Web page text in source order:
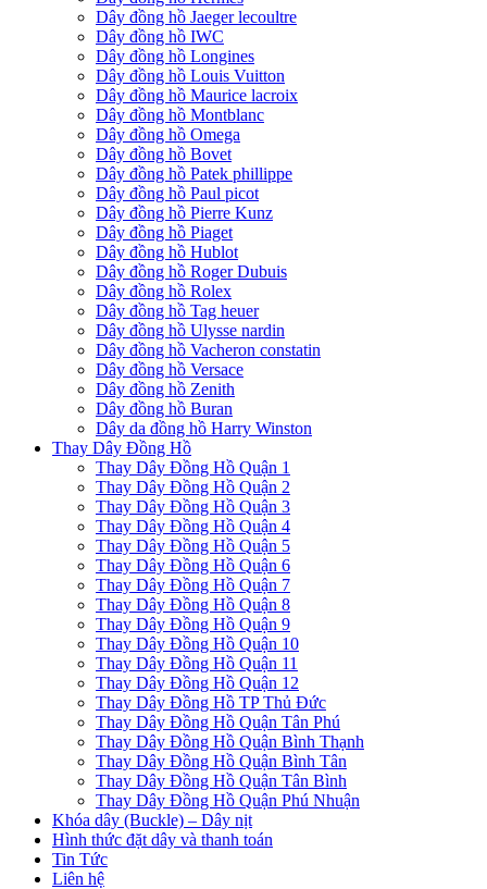
Dây đồng hồ Jaeger lecoultre
Dây đồng hồ IWC
Dây đồng hồ Longines
Dây đồng hồ Louis Vuitton
Dây đồng hồ Maurice lacroix
Dây đồng hồ Montblanc
Dây đồng hồ Omega
Dây đồng hồ Bovet
Dây đồng hồ Patek phillippe
Dây đồng hồ Paul picot
Dây đồng hồ Pierre Kunz
Dây đồng hồ Piaget
Dây đồng hồ Hublot
Dây đồng hồ Roger Dubuis
Dây đồng hồ Rolex
Dây đồng hồ Tag heuer
Dây đồng hồ Ulysse nardin
Dây đồng hồ Vacheron constatin
Dây đồng hồ Versace
Dây đồng hồ Zenith
Dây đồng hồ Buran
Dây da đồng hồ Harry Winston
Thay Dây Đồng Hồ
Thay Dây Đồng Hồ Quận 1
Thay Dây Đồng Hồ Quận 2
Thay Dây Đồng Hồ Quận 3
Thay Dây Đồng Hồ Quận 4
Thay Dây Đồng Hồ Quận 5
Thay Dây Đồng Hồ Quận 6
Thay Dây Đồng Hồ Quận 7
Thay Dây Đồng Hồ Quận 8
Thay Dây Đồng Hồ Quận 9
Thay Dây Đồng Hồ Quận 10
Thay Dây Đồng Hồ Quận 11
Thay Dây Đồng Hồ Quận 12
Thay Dây Đồng Hồ TP Thủ Đức
Thay Dây Đồng Hồ Quận Tân Phú
Thay Dây Đồng Hồ Quận Bình Thạnh
Thay Dây Đồng Hồ Quận Bình Tân
Thay Dây Đồng Hồ Quận Tân Bình
Thay Dây Đồng Hồ Quận Phú Nhuận
Khóa dây (Buckle) – Dây nịt
Hình thức đặt dây và thanh toán
Tin Tức
Liên hệ